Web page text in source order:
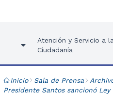
Atención y Servicio a la
Ciudadanía
Inicio Sala de Prensa
Presidente Santos sancionó